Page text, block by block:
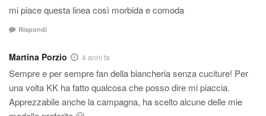
mi piace questa linea così morbida e comoda
Rispondi
Martina Porzio 4 anni fa
Sempre e per sempre fan della biancheria senza cuciture! Per
una volta KK ha fatto qualcosa che posso dire mi piaccia.
Apprezzabile anche la campagna, ha scelto alcune delle mie